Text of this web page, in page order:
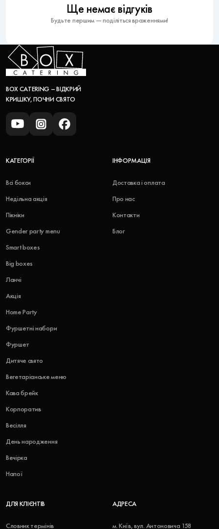
Ще немає відгуків
Будьте першим — поділіться враженнями!
BOX CATERING – ВІДКРИЙ
КРИШКУ, ПОЧНИ СВЯТО
КАТЕГОРІЇ
Всі бокси
Недільна акція
Пікніки
Gender party menu
Smart boxes
Big boxes
Ланчі
Акція
Home Party
Фуршетні набори
Фуршет
Дитяче свято
Вегетаріанське меню
Кава брейк
Корпоратив
Весілля
День народження
Вечірка
Напої
ІНФОРМАЦІЯ
Доставка і оплата
Про нас
Контакти
Блог
ДЛЯ КЛІЄНТІВ
Словник термінів
АДРЕСА
м. Київ, вул. Антоновича 158